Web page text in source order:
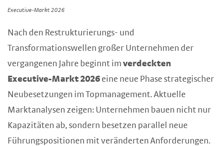
Executive-Markt 2026
Nach den Restrukturierungs- und
Transformationswellen großer Unternehmen der
vergangenen Jahre beginnt im verdeckten
Executive-Markt 2026 eine neue Phase strategischer
Neubesetzungen im Topmanagement. Aktuelle
Marktanalysen zeigen: Unternehmen bauen nicht nur
Kapazitäten ab, sondern besetzen parallel neue
Führungspositionen mit veränderten Anforderungen.